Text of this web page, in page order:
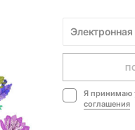
Я принимаю
соглашения